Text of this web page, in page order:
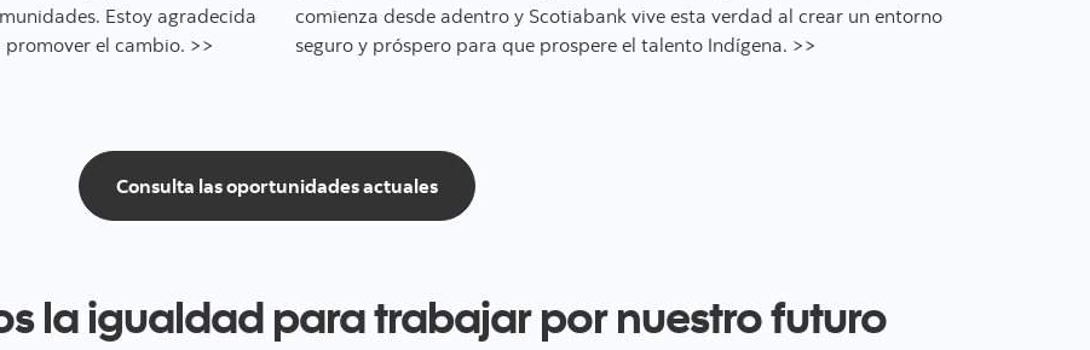
Estoy agradecida
el cambio. >>
comienza desde adentro y Scotiabank vive esta verdad al crear un entorno
seguro y próspero para que prospere el talento Indígena. >>
Consulta las oportunidades actuales
la igualdad para trabajar por nuestro futuro